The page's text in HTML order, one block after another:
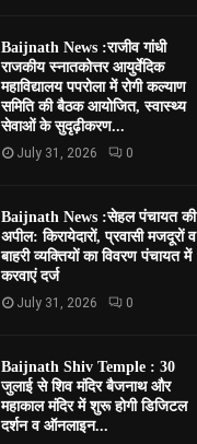
Baijnath News :राजीव गांधी
राजकीय स्नातकोत्तर आयुर्वेदिक
महाविद्यालय पपरोला में रोगी कल्याण
समिति की बैठक आयोजित, स्वास्थ्य
सेवाओं के सुदृढ़ीकरण...
July 31, 2026 0
Baijnath News :सेहल पंचायत की
अपील: किरायेदारों, प्रवासी मजदूरों व
बाहरी व्यक्तियों का विवरण पंचायत में
करवाएं दर्ज
July 31, 2026 0
Baijnath Shiv Temple : 30
जुलाई से शिव मंदिर बैजनाथ और
महाकाल मंदिर में शुरू होगी डिजिटल
दर्शन व ऑनलाइन...